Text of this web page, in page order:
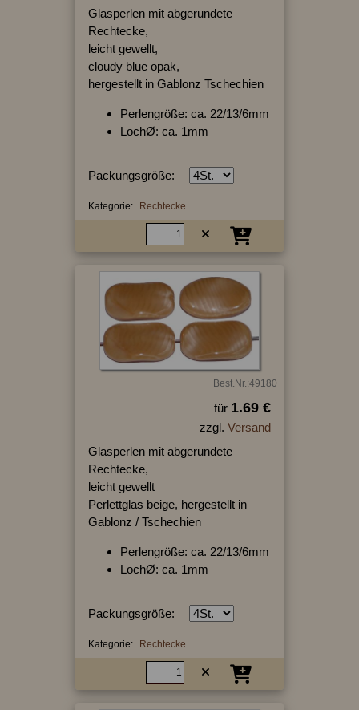
Glasperlen mit abgerundete
Rechtecke,
leicht gewellt,
cloudy blue opak,
hergestellt in Gablonz Tschechien
Perlengröße: ca. 22/13/6mm
LochØ: ca. 1mm
Packungsgröße:
Kategorie: Rechtecke
Best.Nr.:49180
für 1.69 €
zzgl. Versand
Glasperlen mit abgerundete
Rechtecke,
leicht gewellt
Perlettglas beige, hergestellt in
Gablonz / Tschechien
Perlengröße: ca. 22/13/6mm
LochØ: ca. 1mm
Packungsgröße:
Kategorie: Rechtecke